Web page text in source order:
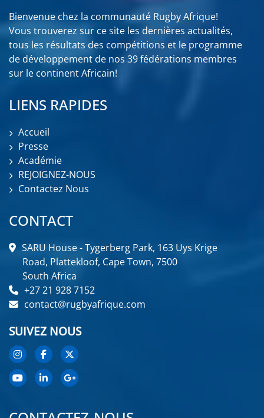
Bienvenue chez la communauté Rugby Afrique!
Vous trouverez sur ce site les dernières actualités,
tous les résultats des compétitions et le programme
de développement de nos 39 fédérations membres
sur le continent Africain!
LIENS RAPIDES
Accueil
Presse
Académie
REJOIGNEZ-NOUS
Contactez Nous
CONTACT
SARU House - Tygerberg Park, 163 Uys Krige
Road, Plattekloof, Cape Town, 7500
South Africa
+27 21 928 7152
contact@rugbyafrique.com
SUIVEZ NOUS